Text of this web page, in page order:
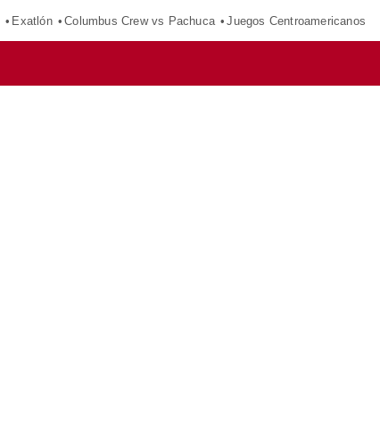
Exatlón Columbus Crew vs Pachuca Juegos Centroamericanos